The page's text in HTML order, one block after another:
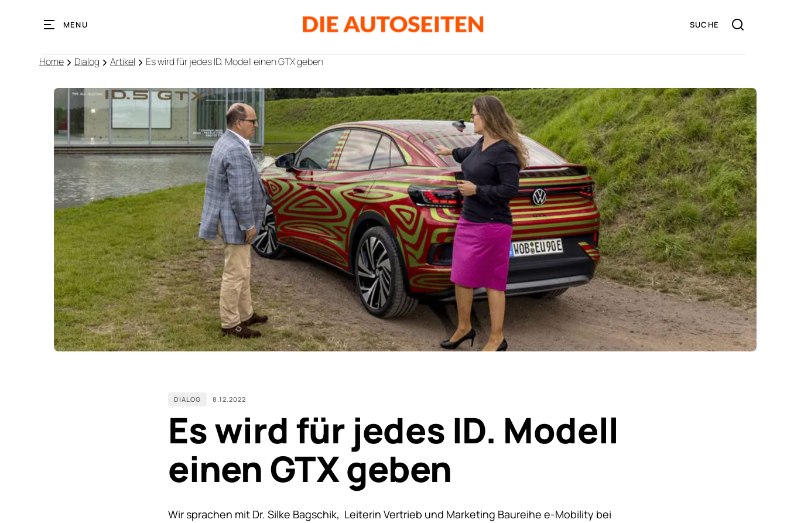
MENU
Home Dialog Artikel Es wird für jedes ID. Modell einen GTX geben
DIALOG 8.12.2022
Es wird für jedes ID. Modell
einen GTX geben
Wir sprachen mit Dr. Silke Bagschik, Leiterin Vertrieb und Marketing Baureihe e-Mobility bei